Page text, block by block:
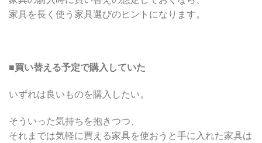
家具を長く使う家具選びのヒントになります。
■買い替える予定で購入していた
いずれは良いものを購入したい。
そういった気持ちを抱きつつ、
それまでは気軽に買える家具を使おうと手に入れた家具は